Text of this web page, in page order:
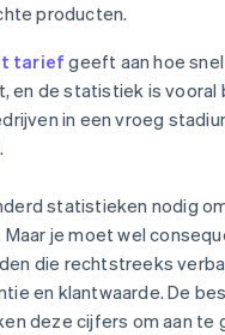
producten.
tariefgeeft aan hoe
en de statistiek is vooral
in een vroeg
statistieken nodig
je moet wel
die rechtstreeks
en klantwaarde. De
deze cijfers om aan te